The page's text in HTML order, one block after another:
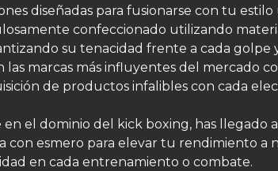
diseñadas para fusionarse con tu
confeccionado utilizando
su tenacidad frente a cada golpe
las marcas más influyentes del mercado
de productos infalibles con cada
el dominio del kick boxing, has llegado
con esmero para elevar tu rendimiento a
en cada entrenamiento o combate.